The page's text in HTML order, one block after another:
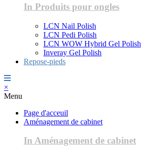
In Produits pour ongles
LCN Nail Polish
LCN Pedi Polish
LCN WOW Hybrid Gel Polish
Inveray Gel Polish
Repose-pieds
×
Menu
Page d'acceuil
Aménagement de cabinet
In Aménagement de cabinet